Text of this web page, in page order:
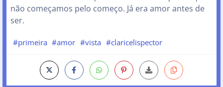
não começamos pelo começo. Já era amor antes de
ser.
#primeira #amor #vista #claricelispector